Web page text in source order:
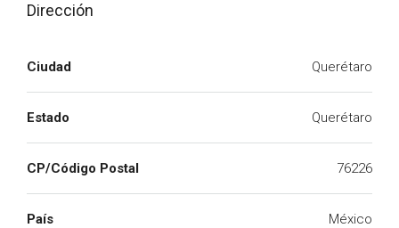
Dirección
Ciudad Querétaro
Estado Querétaro
CP/Código Postal 76226
País México